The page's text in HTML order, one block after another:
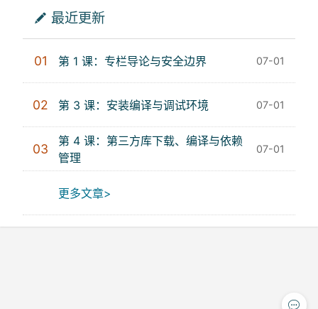
最近更新
01 第 1 课：专栏导论与安全边界 07-01
02 第 3 课：安装编译与调试环境 07-01
03
第 4 课：第三方库下载、编译与依赖
管理
07-01
更多文章>